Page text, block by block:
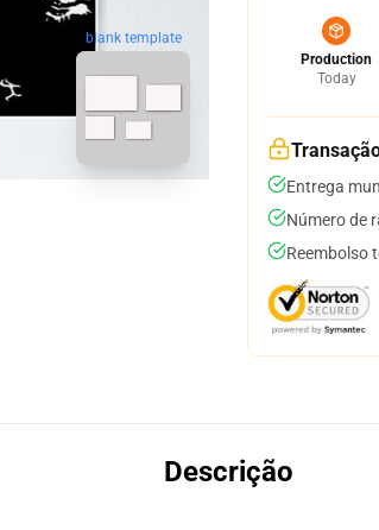
blank template
Production
Today
Entrega
Número de
Reembolso
Descrição